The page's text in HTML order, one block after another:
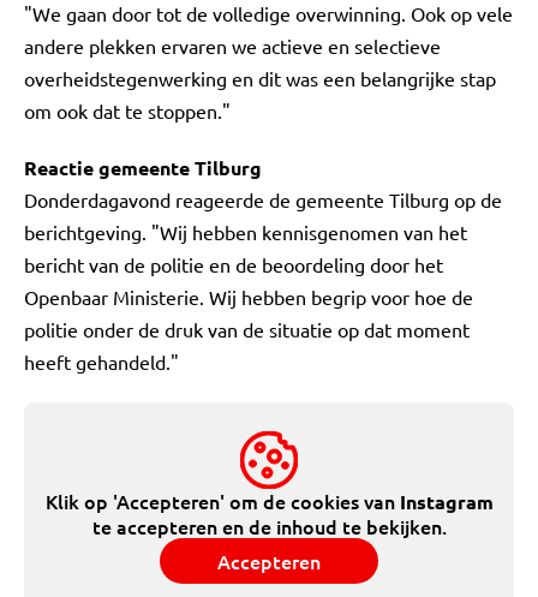
"We gaan door tot de volledige overwinning. Ook op vele
andere plekken ervaren we actieve en selectieve
overheidstegenwerking en dit was een belangrijke stap
om ook dat te stoppen."
Reactie gemeente Tilburg
Donderdagavond reageerde de gemeente Tilburg op de
berichtgeving. "Wij hebben kennisgenomen van het
bericht van de politie en de beoordeling door het
Openbaar Ministerie. Wij hebben begrip voor hoe de
politie onder de druk van de situatie op dat moment
heeft gehandeld."
Klik op 'Accepteren' om de cookies van Instagram
te accepteren en de inhoud te bekijken.
Accepteren